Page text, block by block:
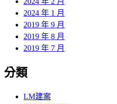
2024 年 1 月
2019 年 9 月
2019 年 8 月
2019 年 7 月
分類
LM建案